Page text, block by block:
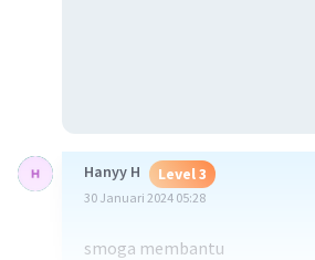
Hanyy H Level 3
30 Januari 2024 05:28
smoga membantu